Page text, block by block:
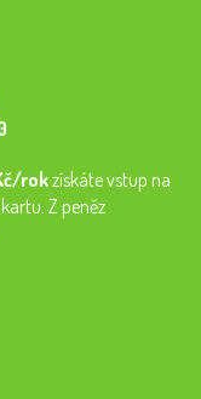
rokzískáte vstup na
Z peněz